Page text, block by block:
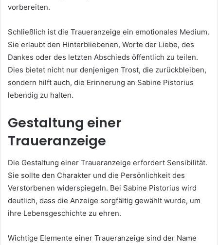
vorbereiten.
Schließlich ist die Traueranzeige ein emotionales Medium.
Sie erlaubt den Hinterbliebenen, Worte der Liebe, des
Dankes oder des letzten Abschieds öffentlich zu teilen.
Dies bietet nicht nur denjenigen Trost, die zurückbleiben,
sondern hilft auch, die Erinnerung an Sabine Pistorius
lebendig zu halten.
Gestaltung einer
Traueranzeige
Die Gestaltung einer Traueranzeige erfordert Sensibilität.
Sie sollte den Charakter und die Persönlichkeit des
Verstorbenen widerspiegeln. Bei Sabine Pistorius wird
deutlich, dass die Anzeige sorgfältig gewählt wurde, um
ihre Lebensgeschichte zu ehren.
Wichtige Elemente einer Traueranzeige sind der Name